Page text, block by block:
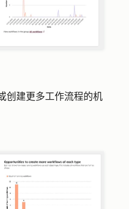
创建更多工作流程的机